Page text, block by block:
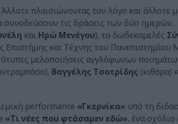
πλαισιώνοντας τον λόγο και άλλοτε
τις δράσεις των δύο ημερών.
και Ηρώ Μενέγου), το δωδεκαμελές
και Τέχνης του Πανεπιστημίου
μελοποιήσεις αγγλόφωνων
Βαγγέλης Τσοτρίδης (κιθάρα)
performance «Γκερνίκα» υπό τη
«Τι νέες που φτάσαμεν εδώ», ένα